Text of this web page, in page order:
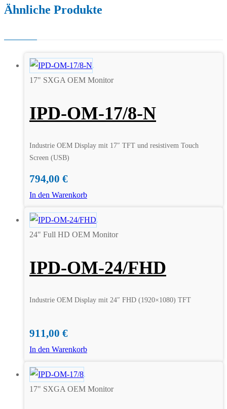
Ähnliche Produkte
17" SXGA OEM Monitor
IPD-OM-17/8-N
Industrie OEM Display mit 17″ TFT und resistivem Touch
Screen (USB)
794,00 €
In den Warenkorb
24" Full HD OEM Monitor
IPD-OM-24/FHD
Industrie OEM Display mit 24″ FHD (1920×1080) TFT
911,00 €
In den Warenkorb
17" SXGA OEM Monitor